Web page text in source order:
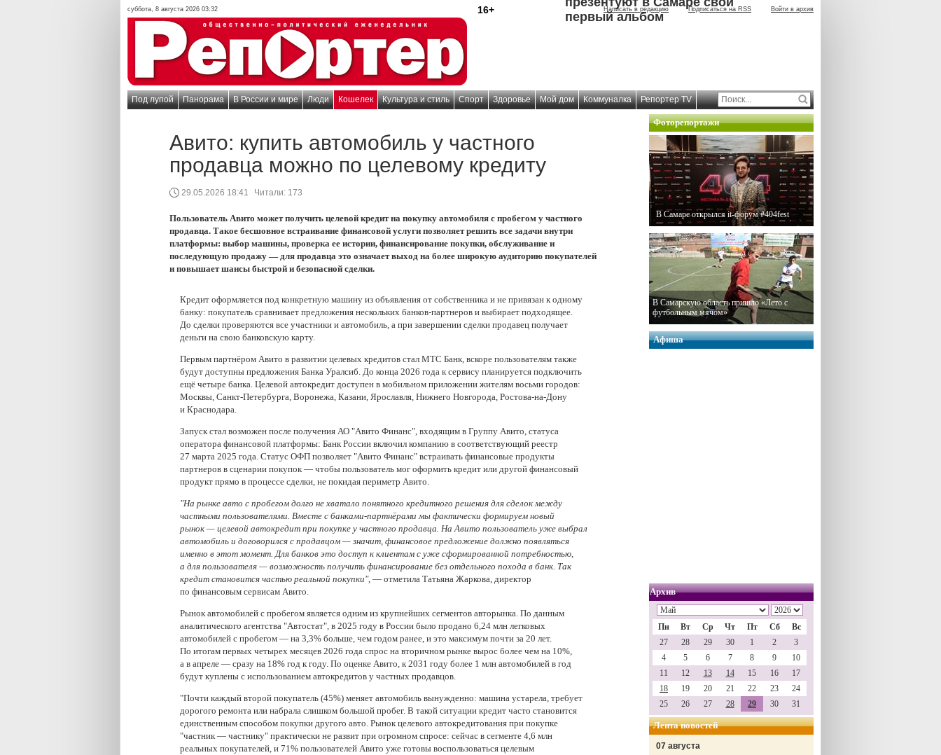
суббота, 8 августа 2026 03:32 16+ Написать в редакцию Подписаться на RSS Войти в архив
первый альбом
Под лупой Панорама В России и мире Люди Кошелек Культура и стиль Спорт Здоровье Мой дом Коммуналка Репортер TV
Авито: купить автомобиль у частного
продавца можно по целевому кредиту
29.05.2026 18:41 Читали: 173
Пользователь Авито может получить целевой кредит на покупку автомобиля с пробегом у частного
продавца. Такое бесшовное встраивание финансовой услуги позволяет решить все задачи внутри
платформы: выбор машины, проверка ее истории, финансирование покупки, обслуживание и
последующую продажу — для продавца это означает выход на более широкую аудиторию покупателей
и повышает шансы быстрой и безопасной сделки.
Кредит оформляется под конкретную машину из объявления от собственника и не привязан к одному
банку: покупатель сравнивает предложения нескольких банков-партнеров и выбирает подходящее.
До сделки проверяются все участники и автомобиль, а при завершении сделки продавец получает
деньги на свою банковскую карту.
Первым партнёром Авито в развитии целевых кредитов стал МТС Банк, вскоре пользователям также
будут доступны предложения Банка Уралсиб. До конца 2026 года к сервису планируется подключить
ещё четыре банка. Целевой автокредит доступен в мобильном приложении жителям восьми городов:
Москвы, Санкт-Петербурга, Воронежа, Казани, Ярославля, Нижнего Новгорода, Ростова-на-Дону
и Краснодара.
Запуск стал возможен после получения АО "Авито Финанс", входящим в Группу Авито, статуса
оператора финансовой платформы: Банк России включил компанию в соответствующий реестр
27 марта 2025 года. Статус ОФП позволяет "Авито Финанс" встраивать финансовые продукты
партнеров в сценарии покупок — чтобы пользователь мог оформить кредит или другой финансовый
продукт прямо в процессе сделки, не покидая периметр Авито.
"На рынке авто с пробегом долго не хватало понятного кредитного решения для сделок между
частными пользователями. Вместе с банками-партнёрами мы фактически формируем новый
рынок — целевой автокредит при покупке у частного продавца. На Авито пользователь уже выбрал
автомобиль и договорился с продавцом — значит, финансовое предложение должно появляться
именно в этот момент. Для банков это доступ к клиентам с уже сформированной потребностью,
а для пользователя — возможность получить финансирование без отдельного похода в банк. Так
кредит становится частью реальной покупки", — отметила Татьяна Жаркова, директор
по финансовым сервисам Авито.
Рынок автомобилей с пробегом является одним из крупнейших сегментов авторынка. По данным
аналитического агентства "Автостат", в 2025 году в России было продано 6,24 млн легковых
автомобилей с пробегом — на 3,3% больше, чем годом ранее, и это максимум почти за 20 лет.
По итогам первых четырех месяцев 2026 года спрос на вторичном рынке вырос более чем на 10%,
а в апреле — сразу на 18% год к году. По оценке Авито, к 2031 году более 1 млн автомобилей в год
будут куплены с использованием автокредитов у частных продавцов.
"Почти каждый второй покупатель (45%) меняет автомобиль вынужденно: машина устарела, требует
дорогого ремонта или набрала слишком большой пробег. В такой ситуации кредит часто становится
единственным способом покупки другого авто. Рынок целевого автокредитования при покупке
"частник — частнику" практически не развит при огромном спросе: сейчас в сегменте 4,6 млн
реальных покупателей, и 71% пользователей Авито уже готовы воспользоваться целевым
Фоторепортажи
В Самаре открылся it-форум #404fest
В Самарскую область пришло «Лето с
футбольным мячом»
Афиша
Архив
Пн Вт Ср Чт Пт Сб
Вс
27
28 29 30 1 2
3
4
5 6 7 8 9
10
11
12 13 14 15 16
17
18
19 20 21 22 23
24
25
26 27 28 29 30 31
Лента новостей
07 августа